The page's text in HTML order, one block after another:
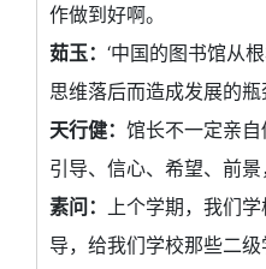
作做到好啊。
茹玉： ‘中国的图书馆从
思维落后而造成发展的
天行健： 馆长不一定亲
引导、信心、希望、前景
素问：
上个学期，我们
导，给我们学校那些二级